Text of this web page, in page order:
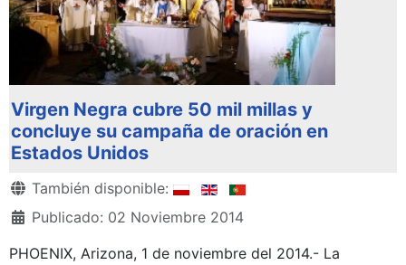
Virgen Negra cubre 50 mil millas y
concluye su campaña de oración en
Estados Unidos
Detalles
También disponible:
Publicado: 02 Noviembre 2014
PHOENIX, Arizona, 1 de noviembre del 2014.- La